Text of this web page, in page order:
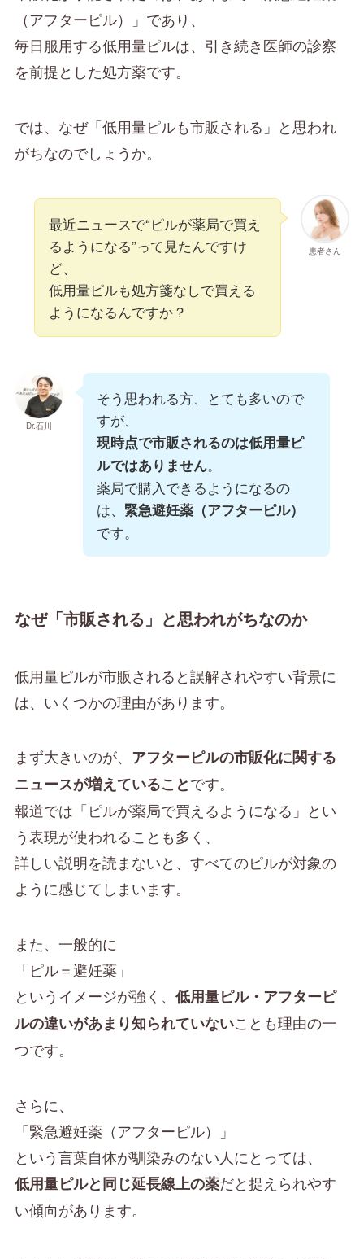
（アフターピル）」であり、
毎日服用する低用量ピルは、引き続き医師の診察
を前提とした処方薬です。
では、なぜ「低用量ピルも市販される」と思われ
がちなのでしょうか。
患者さん
最近ニュースで“ピルが薬局で買え
るようになる”って見たんですけ
ど、
低用量ピルも処方箋なしで買える
ようになるんですか？
Dr.石川
そう思われる方、とても多いので
すが、
現時点で市販されるのは低用量ピ
ルではありません。
薬局で購入できるようになるの
は、 緊急避妊薬（アフターピル）
です。
なぜ「市販される」と思われがちなのか
低用量ピルが市販されると誤解されやすい背景に
は、いくつかの理由があります。
まず大きいのが、 アフターピルの市販化に関する
ニュースが増えていることです。
報道では「ピルが薬局で買えるようになる」とい
う表現が使われることも多く、
詳しい説明を読まないと、すべてのピルが対象の
ように感じてしまいます。
また、一般的に
「ピル＝避妊薬」
というイメージが強く、 低用量ピル・アフターピ
ルの違いがあまり知られていないことも理由の一
つです。
さらに、
「緊急避妊薬（アフターピル）」
という言葉自体が馴染みのない人にとっては、
低用量ピルと同じ延長線上の薬だと捉えられやす
い傾向があります。